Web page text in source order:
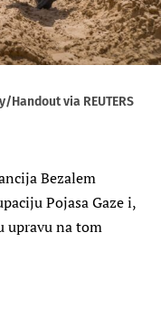
Handout via REUTERS
Bezalem
Pojasa Gaze i,
upravu na tom